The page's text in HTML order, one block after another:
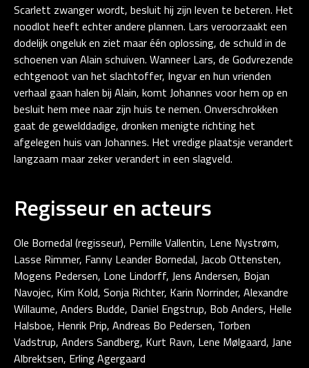
Scarlett zwanger wordt, besluit hij zijn leven te beteren. Het
noodlot heeft echter andere plannen. Lars veroorzaakt een
dodelijk ongeluk en ziet maar één oplossing, de schuld in de
schoenen van Alain schuiven. Wanneer Lars, de Godvrezende
echtgenoot van het slachtoffer, Ingvar en hun vrienden
verhaal gaan halen bij Alain, komt Johannes voor hem op en
besluit hem mee naar zijn huis te nemen. Onverschrokken
gaat de gewelddadige, dronken menigte richting het
afgelegen huis van Johannes. Het vredige plaatsje verandert
langzaam maar zeker verandert in een slagveld.
Regisseur en acteurs
Ole Bornedal (regisseur), Pernille Vallentin, Lene Nystrøm,
Lasse Rimmer, Fanny Leander Bornedal, Jacob Ottensten,
Mogens Pedersen, Lone Lindorff, Jens Andersen, Bojan
Navojec, Kim Kold, Sonja Richter, Karin Norrinder, Alexandre
Willaume, Anders Budde, Daniel Engstrup, Bob Anders, Helle
Halsboe, Henrik Prip, Andreas Bo Pedersen, Torben
Vadstrup, Anders Sandberg, Kurt Ravn, Lene Mølgaard, Jane
Albrektsen, Erling Agergaard